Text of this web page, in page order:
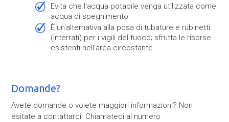
evita che l'acqua potabile venga utilizzata come
acqua di spegnimento
è un'alternativa alla posa di tubature e rubinetti
(interrati) per i vigili del fuoco; sfrutta le risorse
esistenti nell'area circostante
Domande?
Avete domande o volete maggiori informazioni? Non
esitate a contattarci. Chiamateci al numero